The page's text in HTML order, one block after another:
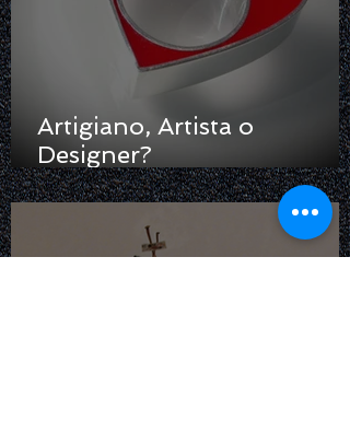
Artigiano, Artista o
Designer?
Raccontare/Raccontarsi
ovvero Gioielli in Gioco